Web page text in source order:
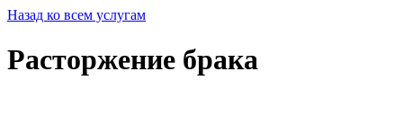
Назад ко всем услугам
Расторжение брака